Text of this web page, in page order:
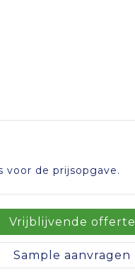
voor de prijsopgave.
Vrijblijvende offerte
Sample aanvragen